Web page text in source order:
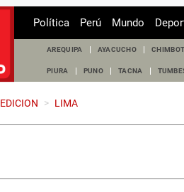
Política Perú Mundo
AREQUIPA AYACUCHO
PIURA PUNO TACNA
EDICION > LIMA